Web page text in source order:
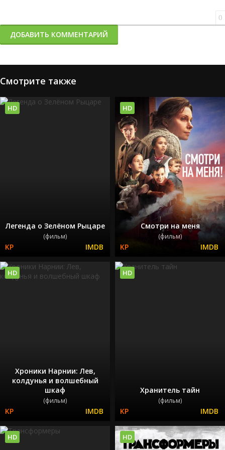
0
ДОБАВИТЬ КОММЕНТАРИЙ
Смотрите также
Легенда о Зелёном Рыцаре
(фильм)
HD
Смотри на меня
(фильм)
HD
Хроники Нарнии: Лев,
колдунья и волшебный
шкаф
(фильм)
HD
Хранитель тайн
(фильм)
HD
HD HD